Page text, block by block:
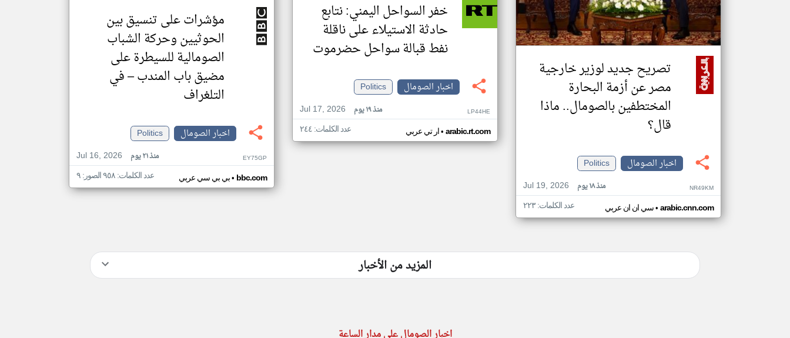
تصريح جديد لوزير خارجية
مصر عن أزمة البحارة
المختطفين بالصومال.. ماذا
قال؟
اخبار الصومال
Politics
Jul 19, 2026
منذ ١٨ يوم NR49KM
سي ان ان عربي• arabic.cnn.com عدد الكلمات: ٢٢٣
خفر السواحل اليمني: نتابع
حادثة الاستيلاء على ناقلة
نفط قبالة سواحل حضرموت
اخبار الصومال
Politics
Jul 17, 2026
منذ ١٩ يوم LP44HE
ار تي عربي• arabic.rt.com عدد الكلمات: ٢٤٤
مؤشرات على تنسيق بين
الحوثيين وحركة الشباب
الصومالية للسيطرة على
مضيق باب المندب – في
التلغراف
اخبار الصومال
Politics
Jul 16, 2026
منذ ٢١ يوم EY75GP
بي بي سي عربي• bbc.com عدد الكلمات: ٩٥٨ الصور: ٩
المزيد من الأخبار